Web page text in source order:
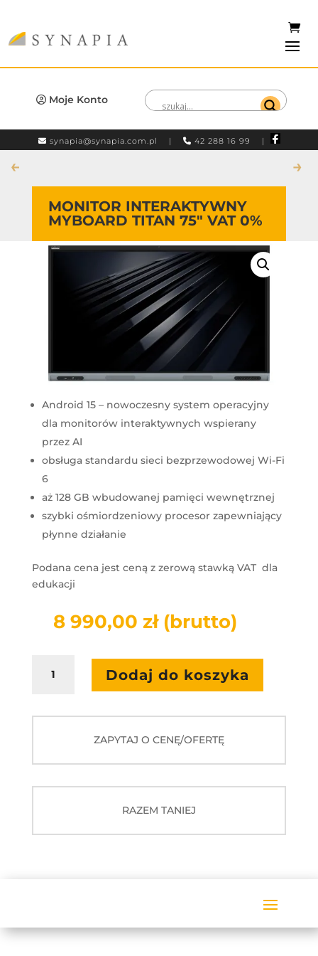
Moje Konto
synapia@synapia.com.pl | 42 288 16 99 |
← →
MONITOR INTERAKTYWNY
MYBOARD TITAN 75″ VAT 0%
Android 15 – nowoczesny system operacyjny
dla monitorów interaktywnych wspierany
przez AI
obsługa standardu sieci bezprzewodowej Wi-Fi
6
aż 128 GB wbudowanej pamięci wewnętrznej
szybki ośmiordzeniowy procesor zapewniający
płynne działanie
Podana cena jest ceną z zerową stawką VAT dla
edukacji
8 990,00 zł (brutto)
Monitor
interaktywny
VAT
Dodaj do koszyka
ZAPYTAJ O CENĘ/OFERTĘ
RAZEM TANIEJ